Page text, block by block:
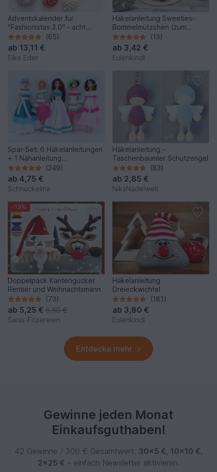
Adventskalender für
"Fashionistas 3.0" - acht
traumhafte Modelle
(65)
ab 13,11 €
Elke Eder
Häkelanleitung Sweeties-
Bommelmützchen (zum
Befüllen)
(13)
ab 3,42 €
Eulenkindl
Spar-Set: 6 Häkelanleitungen
+ 1 Nähanleitung
Puppenkleidung Serie
(249)
ab 4,75 €
Schnuckelina
Häkelanleitung -
Taschenbaumler Schutzengel
(83)
ab 2,85 €
NiksNadelwelt
-15%
Doppelpack Kantengucker
Rentier und Weihnachtsmann
(73)
ab 5,25 € 6,50 €
Sanis-Fitzereien
Häkelanleitung
Dreieckwichtel
(181)
ab 3,80 €
Eulenkindl
Entdecke mehr
Gewinne jeden Monat
Einkaufsguthaben!
42 Gewinne / 300 € Gesamtwert: 30×5 €, 10×10 €,
2×25 € – einfach Newsletter aktivieren.